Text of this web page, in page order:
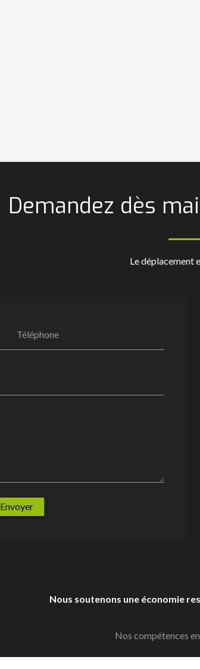
Demandez dès
Le déplacement
Téléphone
Envoyer
Nous soutenons une économie
Nos compétences